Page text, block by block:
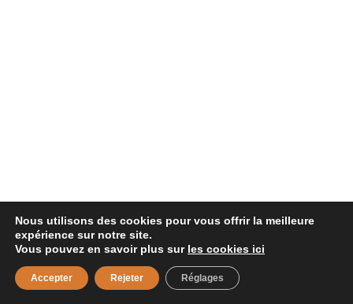
Nous utilisons des cookies pour vous offrir la meilleure
expérience sur notre site.
Vous pouvez en savoir plus sur les cookies ici
Accepter Rejeter Réglages